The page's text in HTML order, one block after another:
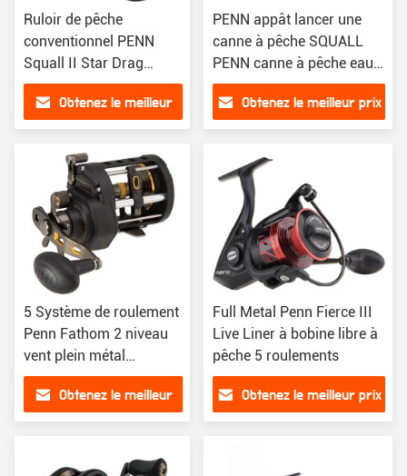
Ruloir de pêche
conventionnel PENN
Squall II Star Drag
Ruloir de pêche
Obtenez le meilleur
PENN appât lancer une
canne à pêche SQUALL
PENN canne à pêche eau
salée bobine de pêche
Obtenez le meilleur prix
5 Système de roulement
Penn Fathom 2 niveau
vent plein métal
5.5Réduction de l'effort
de pêcheObtenez le meilleur
Full Metal Penn Fierce III
Live Liner à bobine libre à
pêche 5 roulements
Obtenez le meilleur prix